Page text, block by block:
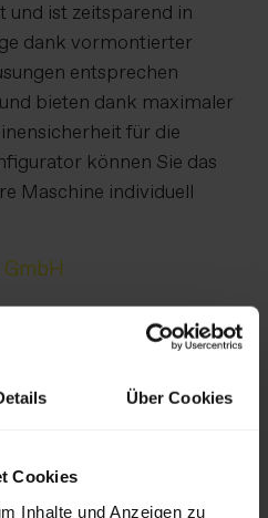
Über Cookies
Cookies
Inhalte und Anzeigen zu
und ist zeitsparend in
dank vormontierter
entsprechen
bieten dank maximaler
für die
können Sie das
Maschine individuell